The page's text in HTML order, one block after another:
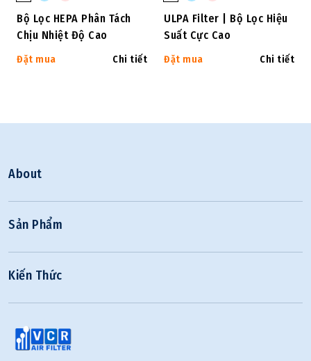
Bộ Lọc HEPA Phân Tách
Chịu Nhiệt Độ Cao
Đặt mua Chi tiết
ULPA Filter | Bộ Lọc Hiệu
Suất Cực Cao
Đặt mua Chi tiết
About
Sản Phẩm
Kiến Thức